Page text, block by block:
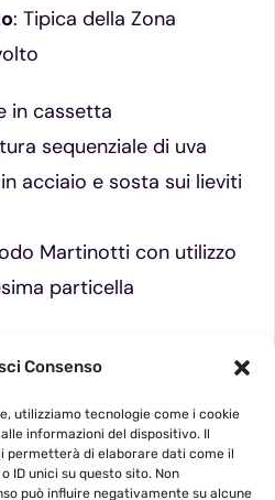
Consenso
utilizziamo tecnologie come i cookie
informazioni del dispositivo. Il
permetterà di elaborare dati come il
ID unici su questo sito. Non
può influire negativamente su alcune
: Tipica della Zona
in cassetta
sequenziale di uva
acciaio e sosta sui lieviti
Martinotti con utilizzo
particella
e l’esposizione sud
con alcune note di frutta
ed equilibrato